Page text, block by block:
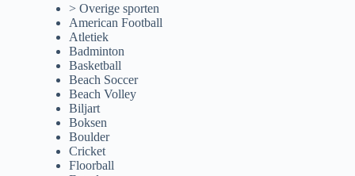
> Overige sporten
American Football
Atletiek
Badminton
Basketball
Beach Soccer
Beach Volley
Biljart
Boksen
Boulder
Cricket
Floorball